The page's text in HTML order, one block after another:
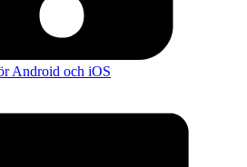
Android och iOS